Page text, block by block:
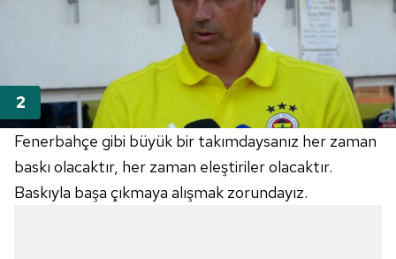
Fenerbahçe gibi büyük bir takımdaysanız her zaman
baskı olacaktır, her zaman eleştiriler olacaktır.
Baskıyla başa çıkmaya alışmak zorundayız.